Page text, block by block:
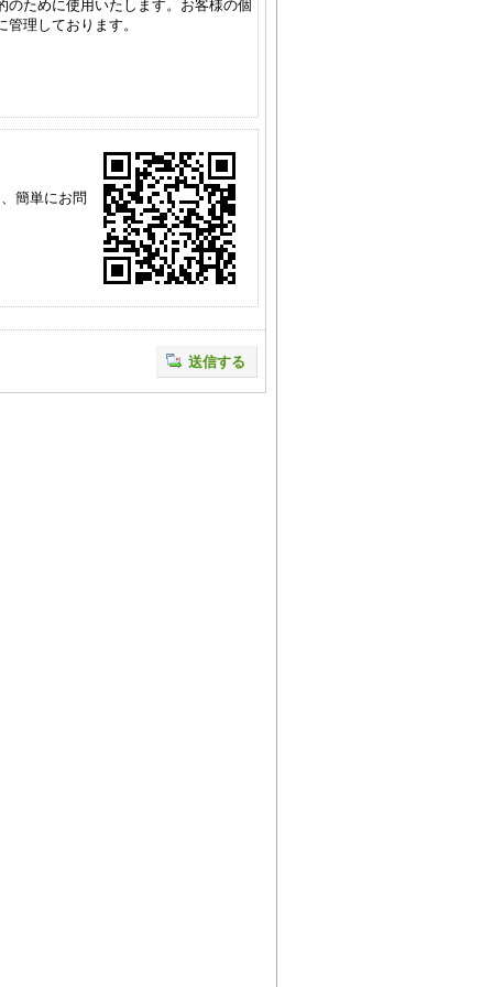
ために使用いたします。お客様の個
理しております。
簡単にお問
送信する